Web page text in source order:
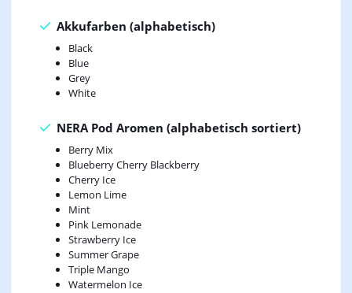
Akkufarben (alphabetisch)
Black
Blue
Grey
White
NERA Pod Aromen (alphabetisch sortiert)
Berry Mix
Blueberry Cherry Blackberry
Cherry Ice
Lemon Lime
Mint
Pink Lemonade
Strawberry Ice
Summer Grape
Triple Mango
Watermelon Ice